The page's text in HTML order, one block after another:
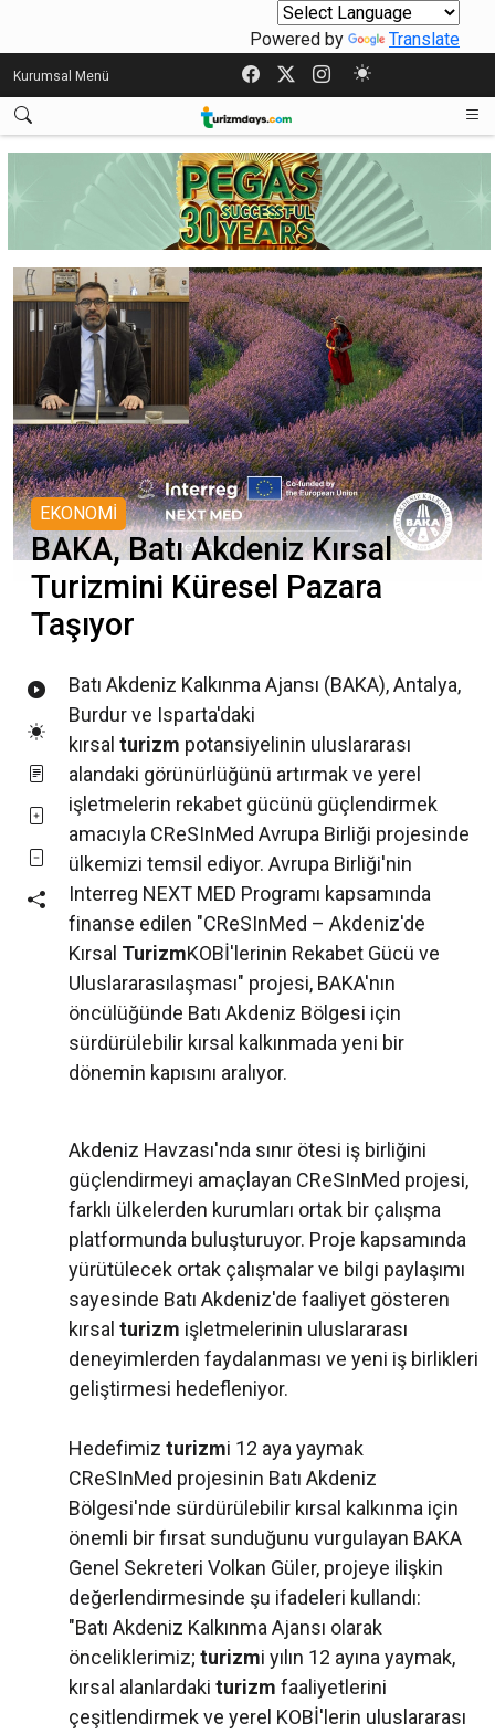
Powered by Translate
Kurumsal Menü
EKONOMİ
BAKA, Batı Akdeniz Kırsal
Turizmini Küresel Pazara
Taşıyor
Batı Akdeniz Kalkınma Ajansı (BAKA), Antalya,
Burdur ve Isparta'daki
kırsal turizm potansiyelinin uluslararası
alandaki görünürlüğünü artırmak ve yerel
işletmelerin rekabet gücünü güçlendirmek
amacıyla CReSInMed Avrupa Birliği projesinde
ülkemizi temsil ediyor. Avrupa Birliği'nin
Interreg NEXT MED Programı kapsamında
finanse edilen "CReSInMed – Akdeniz'de
Kırsal TurizmKOBİ'lerinin Rekabet Gücü ve
Uluslararasılaşması" projesi, BAKA'nın
öncülüğünde Batı Akdeniz Bölgesi için
sürdürülebilir kırsal kalkınmada yeni bir
dönemin kapısını aralıyor.
Akdeniz Havzası'nda sınır ötesi iş birliğini
güçlendirmeyi amaçlayan CReSInMed projesi,
farklı ülkelerden kurumları ortak bir çalışma
platformunda buluşturuyor. Proje kapsamında
yürütülecek ortak çalışmalar ve bilgi paylaşımı
sayesinde Batı Akdeniz'de faaliyet gösteren
kırsal turizm işletmelerinin uluslararası
deneyimlerden faydalanması ve yeni iş birlikleri
geliştirmesi hedefleniyor.
Hedefimiz turizmi 12 aya yaymak
CReSInMed projesinin Batı Akdeniz
Bölgesi'nde sürdürülebilir kırsal kalkınma için
önemli bir fırsat sunduğunu vurgulayan BAKA
Genel Sekreteri Volkan Güler, projeye ilişkin
değerlendirmesinde şu ifadeleri kullandı:
"Batı Akdeniz Kalkınma Ajansı olarak
önceliklerimiz; turizmi yılın 12 ayına yaymak,
kırsal alanlardaki turizm faaliyetlerini
çeşitlendirmek ve yerel KOBİ'lerin uluslararası